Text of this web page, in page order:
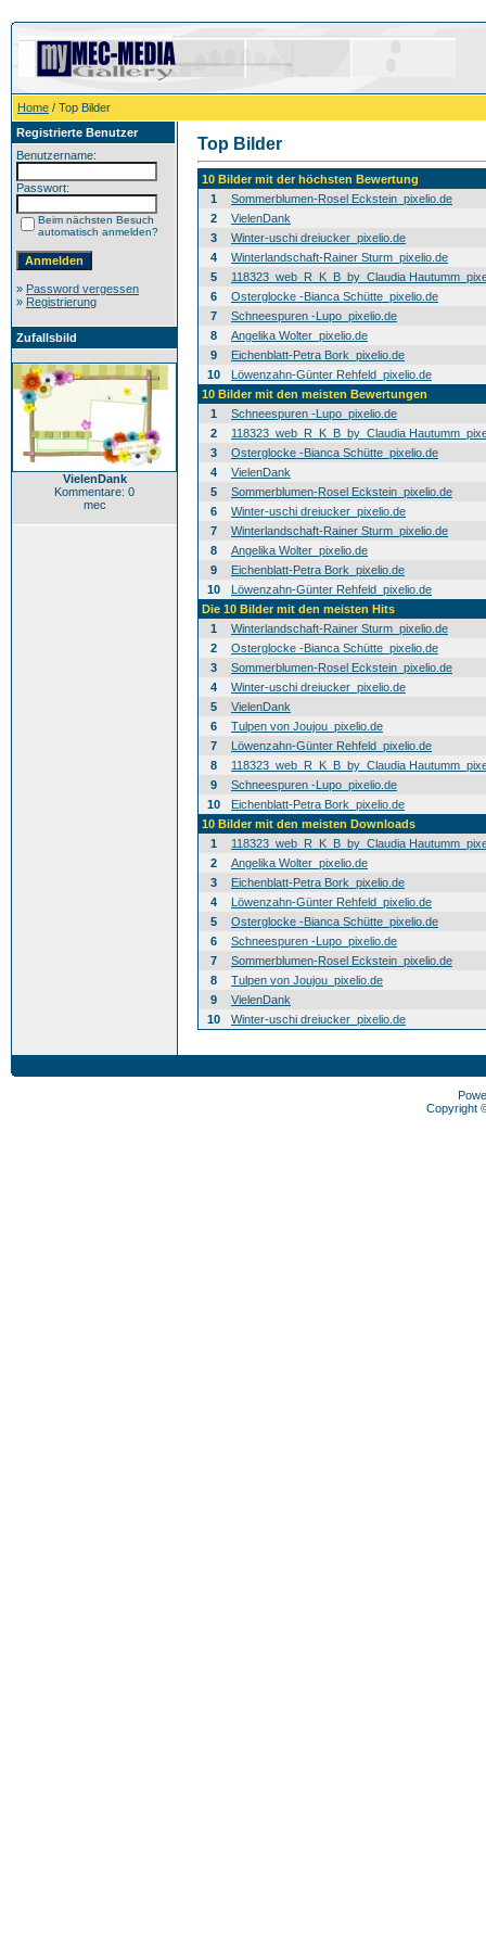
Home / Top Bilder
Registrierte Benutzer
Benutzername:
Passwort:
Beim nächsten Besuch
automatisch anmelden?
» Password vergessen
» Registrierung
Zufallsbild
VielenDank
Kommentare: 0
mec
Top Bilder
10 Bilder mit der höchsten Bewertung
1
Sommerblumen-Rosel Eckstein_pixelio.de
2
VielenDank
3
Winter-uschi dreiucker_pixelio.de
4
Winterlandschaft-Rainer Sturm_pixelio.de
5
118323_web_R_K_B_by_Claudia
6
Osterglocke -Bianca Schütte_pixelio.de
7
Schneespuren -Lupo_pixelio.de
8
Angelika Wolter_pixelio.de
9
Eichenblatt-Petra Bork_pixelio.de
10
Löwenzahn-Günter Rehfeld_pixelio.de
10 Bilder mit den meisten Bewertungen
1
Schneespuren -Lupo_pixelio.de
2
118323_web_R_K_B_by_Claudia
3
Osterglocke -Bianca Schütte_pixelio.de
4
VielenDank
5
Sommerblumen-Rosel Eckstein_pixelio.de
6
Winter-uschi dreiucker_pixelio.de
7
Winterlandschaft-Rainer Sturm_pixelio.de
8
Angelika Wolter_pixelio.de
9
Eichenblatt-Petra Bork_pixelio.de
10
Löwenzahn-Günter Rehfeld_pixelio.de
Die 10 Bilder mit den meisten Hits
1
Winterlandschaft-Rainer Sturm_pixelio.de
2
Osterglocke -Bianca Schütte_pixelio.de
3
Sommerblumen-Rosel Eckstein_pixelio.de
4
Winter-uschi dreiucker_pixelio.de
5
VielenDank
6
Tulpen von Joujou_pixelio.de
7
Löwenzahn-Günter Rehfeld_pixelio.de
8
118323_web_R_K_B_by_Claudia
9
Schneespuren -Lupo_pixelio.de
10
Eichenblatt-Petra Bork_pixelio.de
10 Bilder mit den meisten Downloads
1
118323_web_R_K_B_by_Claudia
2
Angelika Wolter_pixelio.de
3
Eichenblatt-Petra Bork_pixelio.de
4
Löwenzahn-Günter Rehfeld_pixelio.de
5
Osterglocke -Bianca Schütte_pixelio.de
6
Schneespuren -Lupo_pixelio.de
7
Sommerblumen-Rosel Eckstein_pixelio.de
8
Tulpen von Joujou_pixelio.de
9
VielenDank
10
Winter-uschi dreiucker_pixelio.de
Copyright